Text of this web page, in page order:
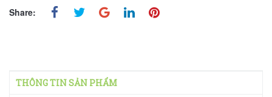
Share:
THÔNG TIN SẢN PHẨM